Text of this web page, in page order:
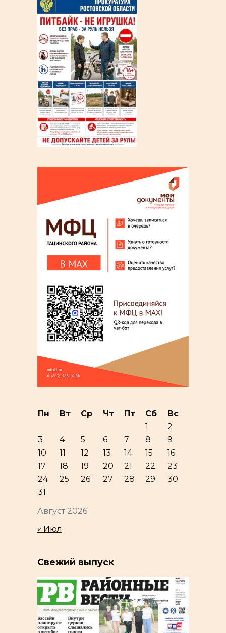
Август 2026
Пн Вт Ср Чт Пт Сб
Вс
1
2
3
4 5 6 7 8
9
10
11 12 13 14 15
16
17
18 19 20 21 22
23
24
25 26 27 28 29
30
31
« Июл
Свежий выпуск